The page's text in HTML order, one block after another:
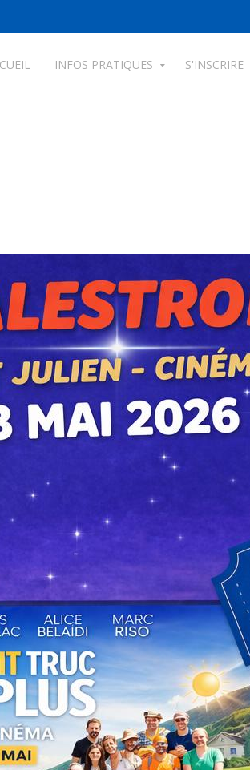
INFOS PRATIQUES S'INSCRIRE